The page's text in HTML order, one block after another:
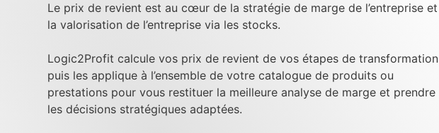
Le prix de revient est au cœur de la stratégie de marge de l’entreprise et
la valorisation de l’entreprise via les stocks.
Logic2Profit calcule vos prix de revient de vos étapes de transformation
puis les applique à l’ensemble de votre catalogue de produits ou
prestations pour vous restituer la meilleure analyse de marge et prendre
les décisions stratégiques adaptées.